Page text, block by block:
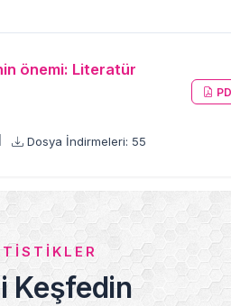
önemi: Literatür
Dosya İndirmeleri: 55
Keşfedin